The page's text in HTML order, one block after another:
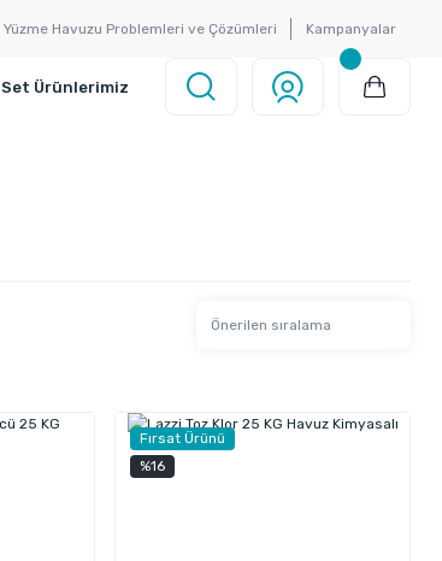
Yüzme Havuzu Problemleri ve Çözümleri Kampanyalar
Set Ürünlerimiz
Fırsat Ürünü
%16